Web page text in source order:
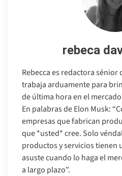
rebeca
Rebecca es redactora sénior
trabaja arduamente para
de última hora en el
En palabras de Elon Musk:
empresas que fabrican
que *usted* cree. Solo
productos y servicios tienen
asuste cuando lo haga el
a largo plazo”.